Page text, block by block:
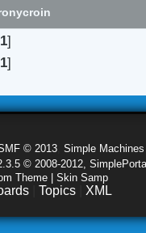
1]
1]
© 2013 ,Simple Machines
© 2008-2012,
Theme | Skin Samp
|Topics XML